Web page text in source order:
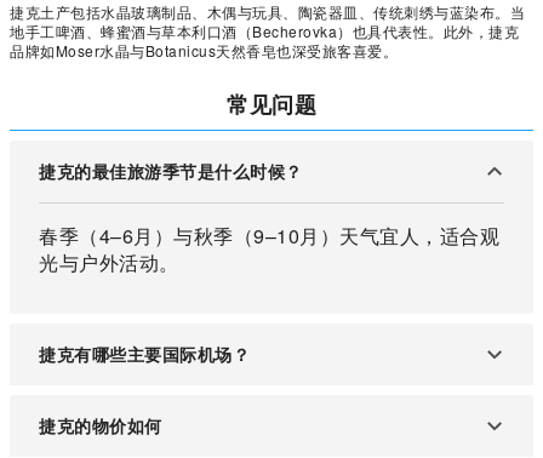
捷克土产包括水晶玻璃制品、木偶与玩具、陶瓷器皿、传统刺绣与蓝染布。当
地手工啤酒、蜂蜜酒与草本利口酒（Becherovka）也具代表性。此外，捷克
品牌如Moser水晶与Botanicus天然香皂也深受旅客喜爱。
常见问题
捷克的最佳旅游季节是什么时候？
春季（4–6月）与秋季（9–10月）天气宜人，适合观
光与户外活动。
捷克有哪些主要国际机场？
布拉格瓦茨拉夫·哈维尔机场（PRG）是捷克最大的
捷克的物价如何